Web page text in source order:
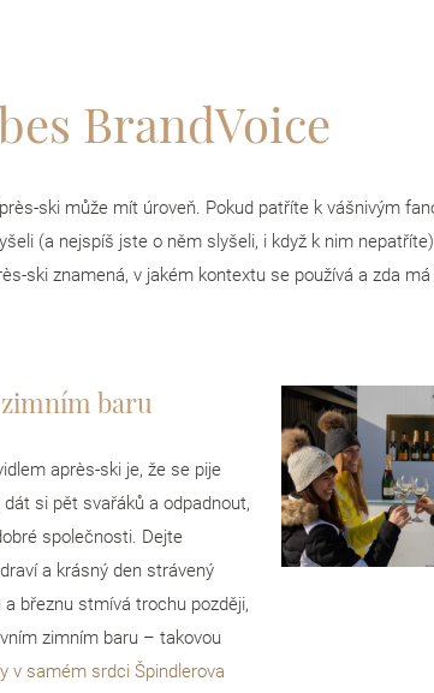
BrandVoice
ski může mít úroveň. Pokud patříte k vášnivým
(a nejspíš jste o něm slyšeli, i když k nim
ski znamená, v jakém kontextu se používá a zda
baru
après-ski je, že se pije
si pět svařáků a odpadnout,
společnosti. Dejte
a krásný den strávený
březnu stmívá trochu později,
zimním baru – takovou
v samém srdci Špindlerova